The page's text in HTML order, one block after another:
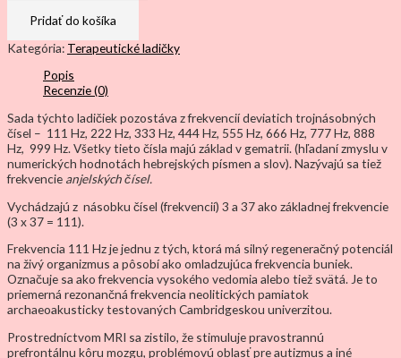
Pridať do košíka
Kategória: Terapeutické ladičky
Popis
Recenzie (0)
Sada týchto ladičiek pozostáva z frekvencií deviatich trojnásobných
čísel – 111 Hz, 222 Hz, 333 Hz, 444 Hz, 555 Hz, 666 Hz, 777 Hz, 888
Hz, 999 Hz. Všetky tieto čísla majú základ v gematrii. (hľadaní zmyslu v
numerických hodnotách hebrejských písmen a slov). Nazývajú sa tiež
frekvencie anjelských čísel.
Vychádzajú z násobku čísel (frekvencií) 3 a 37 ako základnej frekvencie
(3 x 37 = 111).
Frekvencia 111 Hz je jednu z tých, ktorá má silný regeneračný potenciál
na živý organizmus a pôsobí ako omladzujúca frekvencia buniek.
Označuje sa ako frekvencia vysokého vedomia alebo tiež svätá. Je to
priemerná rezonančná frekvencia neolitických pamiatok
archaeoakusticky testovaných Cambridgeskou univerzitou.
Prostredníctvom MRI sa zistilo, že stimuluje pravostrannú
prefrontálnu kôru mozgu, problémovú oblasť pre autizmus a iné